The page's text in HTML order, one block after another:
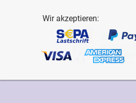
Wir akzeptieren: